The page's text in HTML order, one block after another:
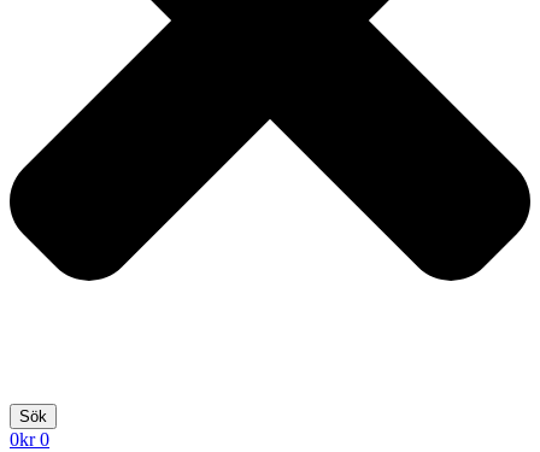
Sök
0kr 0